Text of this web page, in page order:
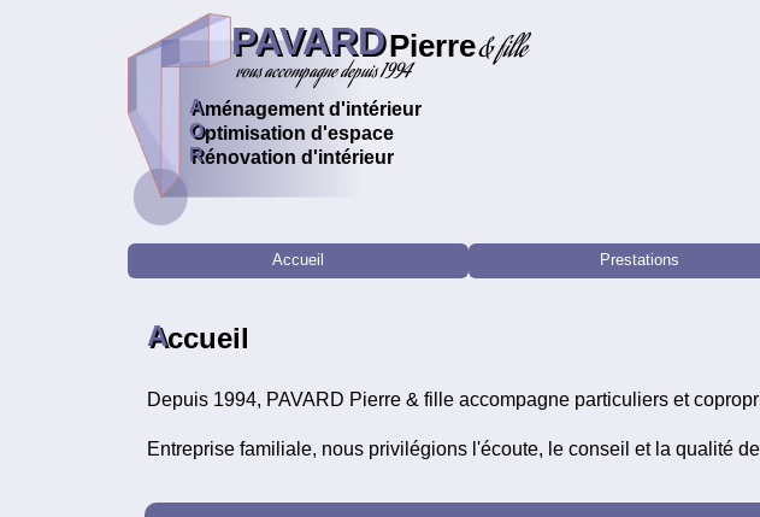
PAVARDPierre& fille
vous accompagne depuis 1994
Aménagement d'intérieur
Optimisation d'espace
Rénovation d'intérieur
Accueil Prestations
Accueil
Depuis 1994, PAVARD Pierre & fille accompagne particuliers et
Entreprise familiale, nous privilégions l'écoute, le conseil et la qualité